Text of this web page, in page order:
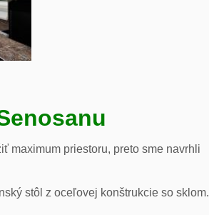
maximum priestoru, preto sme navrhli
stôl z oceľovej konštrukcie so sklom.